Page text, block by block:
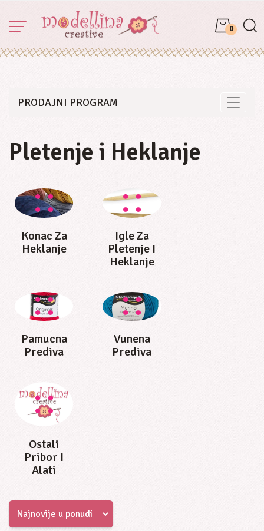
0
Toggle
PRODAJNI PROGRAM
Pletenje i Heklanje
Konac Za
Heklanje
Igle Za
Pletenje I
Heklanje
Pamucna
Prediva
Vunena
Prediva
Ostali
Pribor I
Alati